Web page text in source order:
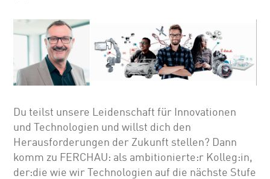
Du teilst unsere Leidenschaft für Innovationen
und Technologien und willst dich den
Herausforderungen der Zukunft stellen? Dann
komm zu FERCHAU: als ambitionierte:r Kolleg:in,
der:die wie wir Technologien auf die nächste Stufe